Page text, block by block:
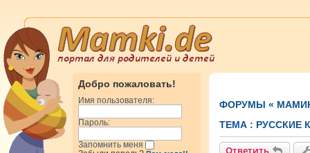
Добро пожаловать!
Имя пользователя:
Пароль:
Запомнить меня
ФОРУМЫ «
ТЕМА : РУССКИЕ
Ответить